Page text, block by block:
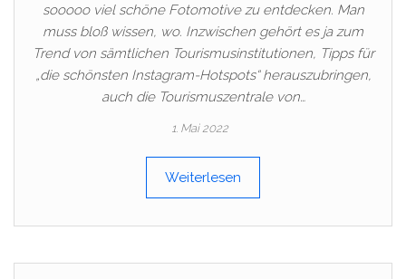
sooooo viel schöne Fotomotive zu entdecken. Man
muss bloß wissen, wo. Inzwischen gehört es ja zum
Trend von sämtlichen Tourismusinstitutionen, Tipps für
„die schönsten Instagram-Hotspots“ herauszubringen,
auch die Tourismuszentrale von…
1. Mai 2022
Weiterlesen